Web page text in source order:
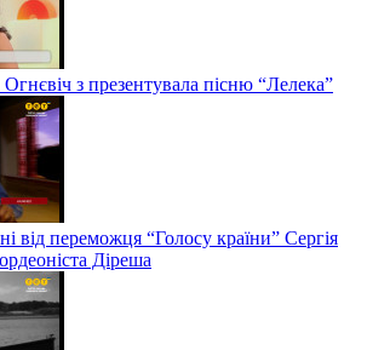
з презентувала пісню “Лелека”
від переможця “Голосу країни” Сергія
Діреша